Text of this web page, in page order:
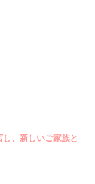
し、新しいご家族と